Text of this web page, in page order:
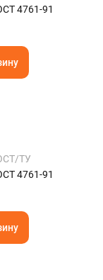
4761-91
ТУ
4761-91